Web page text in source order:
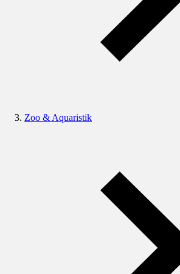
Zoo & Aquaristik